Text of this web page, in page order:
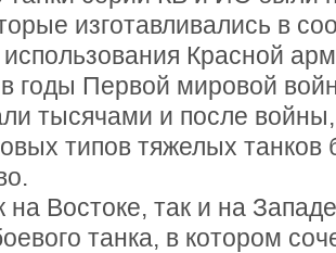
изготавливались в
Красной
годы Первой мировой
тысячами и после
типов тяжелых
на Востоке, так и на
танка, в котором